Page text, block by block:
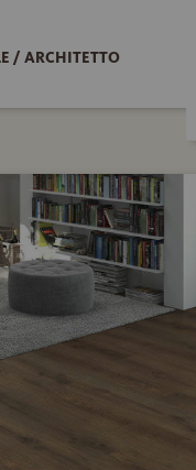
/ ARCHITETTO